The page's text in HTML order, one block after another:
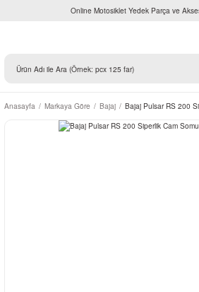
Online Motosiklet Yedek Parça ve
Anasayfa Markaya Göre Bajaj Bajaj Pulsar RS 200